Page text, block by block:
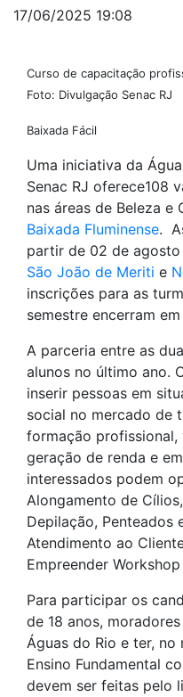
17/06/2025 19:08
Curso de capacitação
Foto: Divulgação Senac RJ
Baixada Fácil
Uma iniciativa da
Senac RJ oferece108
nas áreas de Beleza e
Baixada Fluminense.
partir de 02 de agosto
São João de Meriti e
inscrições para as
semestre encerram
A parceria entre as
alunos no último ano.
inserir pessoas em
social no mercado de
formação profissional,
geração de renda e
interessados podem
Alongamento de
Depilação, Penteados
Atendimento ao
Empreender
Para participar os
de 18 anos,
Águas do Rio e ter, no
Ensino Fundamental
devem ser feitas pelo